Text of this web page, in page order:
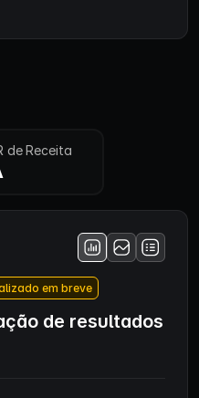
de Receita
em breve
de resultados